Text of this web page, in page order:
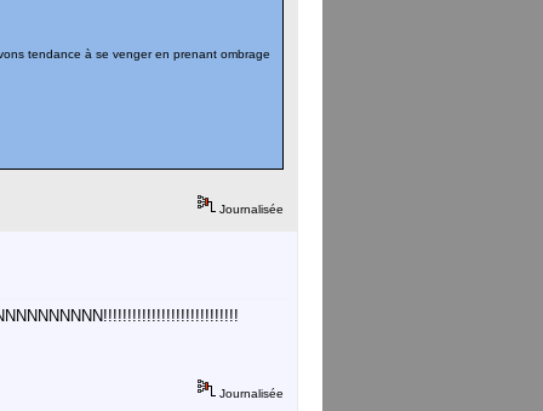
tendance à se venger en prenant ombrage
Journalisée
Journalisée